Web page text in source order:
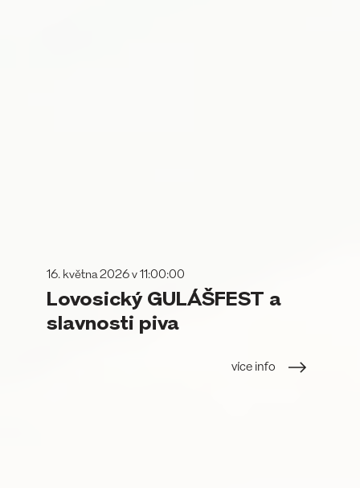
16. května 2026 v 11:00:00
Lovosický GULÁŠFEST a
slavnosti piva
více info